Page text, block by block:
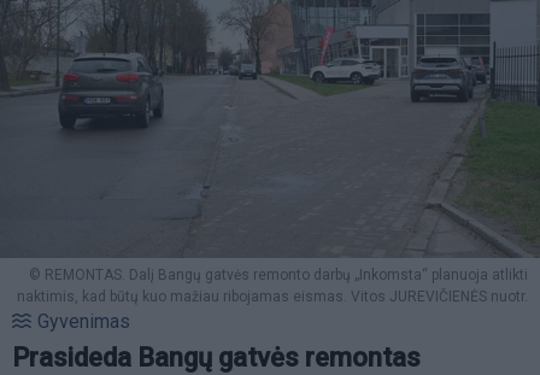
© REMONTAS. Dalį Bangų gatvės remonto darbų „Inkomsta“ planuoja atlikti
naktimis, kad būtų kuo mažiau ribojamas eismas. Vitos JUREVIČIENĖS nuotr.
Gyvenimas
Prasideda Bangų gatvės remontas